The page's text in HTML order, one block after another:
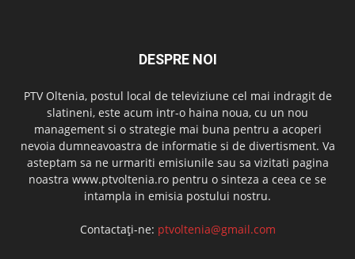
DESPRE NOI
PTV Oltenia, postul local de televiziune cel mai indragit de
slatineni, este acum intr-o haina noua, cu un nou
management si o strategie mai buna pentru a acoperi
nevoia dumneavoastra de informatie si de divertisment. Va
asteptam sa ne urmariti emisiunile sau sa vizitati pagina
noastra www.ptvoltenia.ro pentru o sinteza a ceea ce se
intampla in emisia postului nostru.
Contactați-ne: ptvoltenia@gmail.com